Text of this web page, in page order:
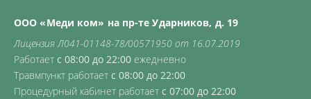
ООО «Меди ком» на пр-те Ударников, д. 19
Лицензия Л041-01148-78/00571950 от 16.07.2019
Работает с 08:00 до 22:00 ежедневно
Травмпункт работает с 08:00 до 22:00
Процедурный кабинет работает с 07:00 до 22:00